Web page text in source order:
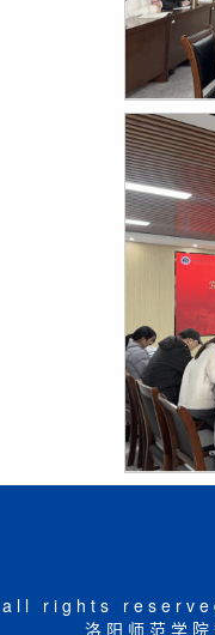
all rights reserved
洛阳师范学